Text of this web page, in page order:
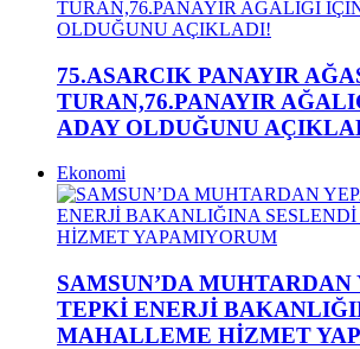
75.ASARCIK PANAYIR
TURAN,76.PANAYIR
ADAY OLDUĞUNU
Ekonomi
SAMSUN’DA MUHTARDAN
TEPKİ ENERJİ
MAHALLEME HİZMET